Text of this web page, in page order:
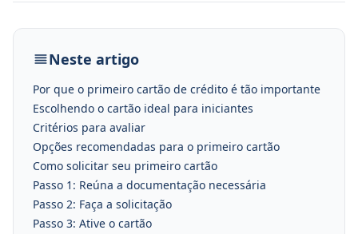
Neste artigo
Por que o primeiro cartão de crédito é tão importante
Escolhendo o cartão ideal para iniciantes
Critérios para avaliar
Opções recomendadas para o primeiro cartão
Como solicitar seu primeiro cartão
Passo 1: Reúna a documentação necessária
Passo 2: Faça a solicitação
Passo 3: Ative o cartão